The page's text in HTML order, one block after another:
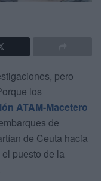
pero
los
ATAM-Macetero
de
de Ceuta hacia
puesto de la